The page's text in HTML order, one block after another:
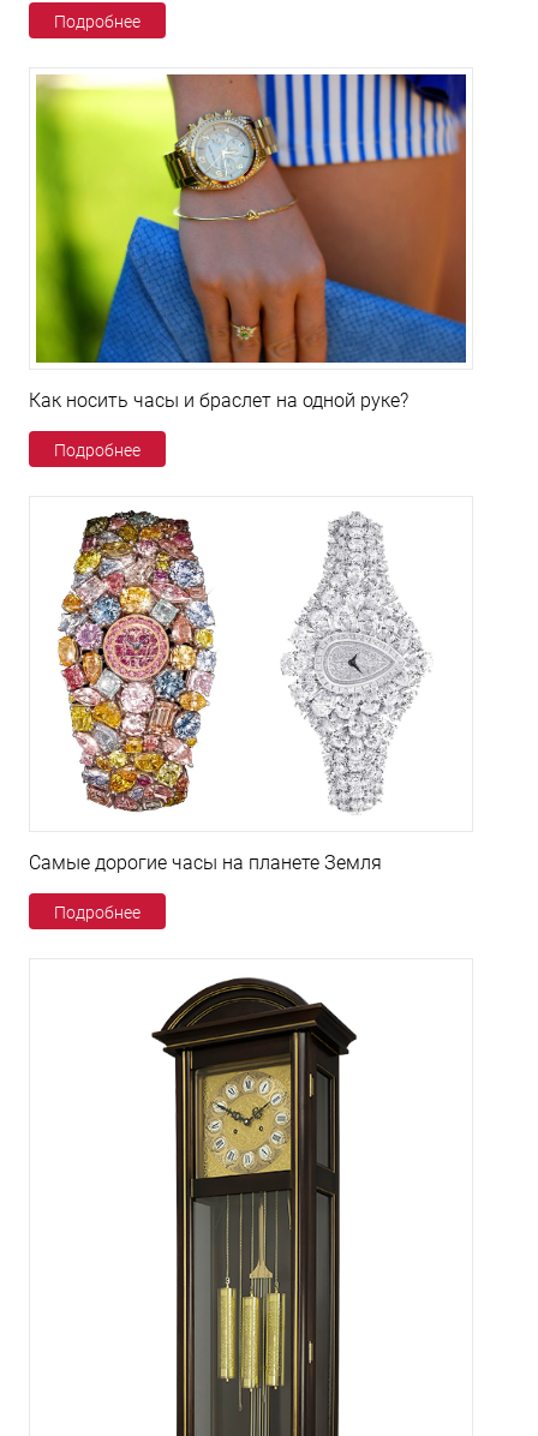
Подробнее
Как носить часы и браслет на одной руке?
Подробнее
Самые дорогие часы на планете Земля
Подробнее